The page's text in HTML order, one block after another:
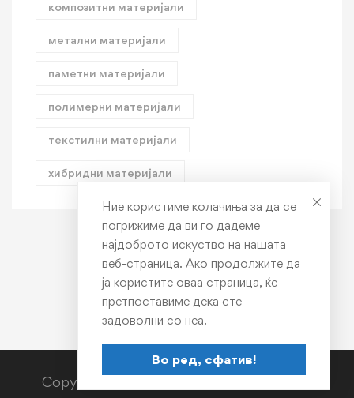
композитни материјали
метални материјали
паметни материјали
полимерни материјали
текстилни материјали
хибридни материјали
Copyright © TMF 2023. All rights reserved.
Ние користиме колачиња за да се
погрижиме да ви го дадеме
најдоброто искуство на нашата
веб-страница. Ако продолжите да
ја користите оваа страница, ќе
претпоставиме дека сте
задоволни со неа.
Во ред, сфатив!